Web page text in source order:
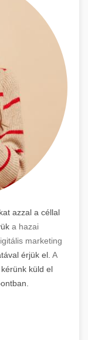
azzal a céllal
a hazai
marketing
érjük el. A
küld el